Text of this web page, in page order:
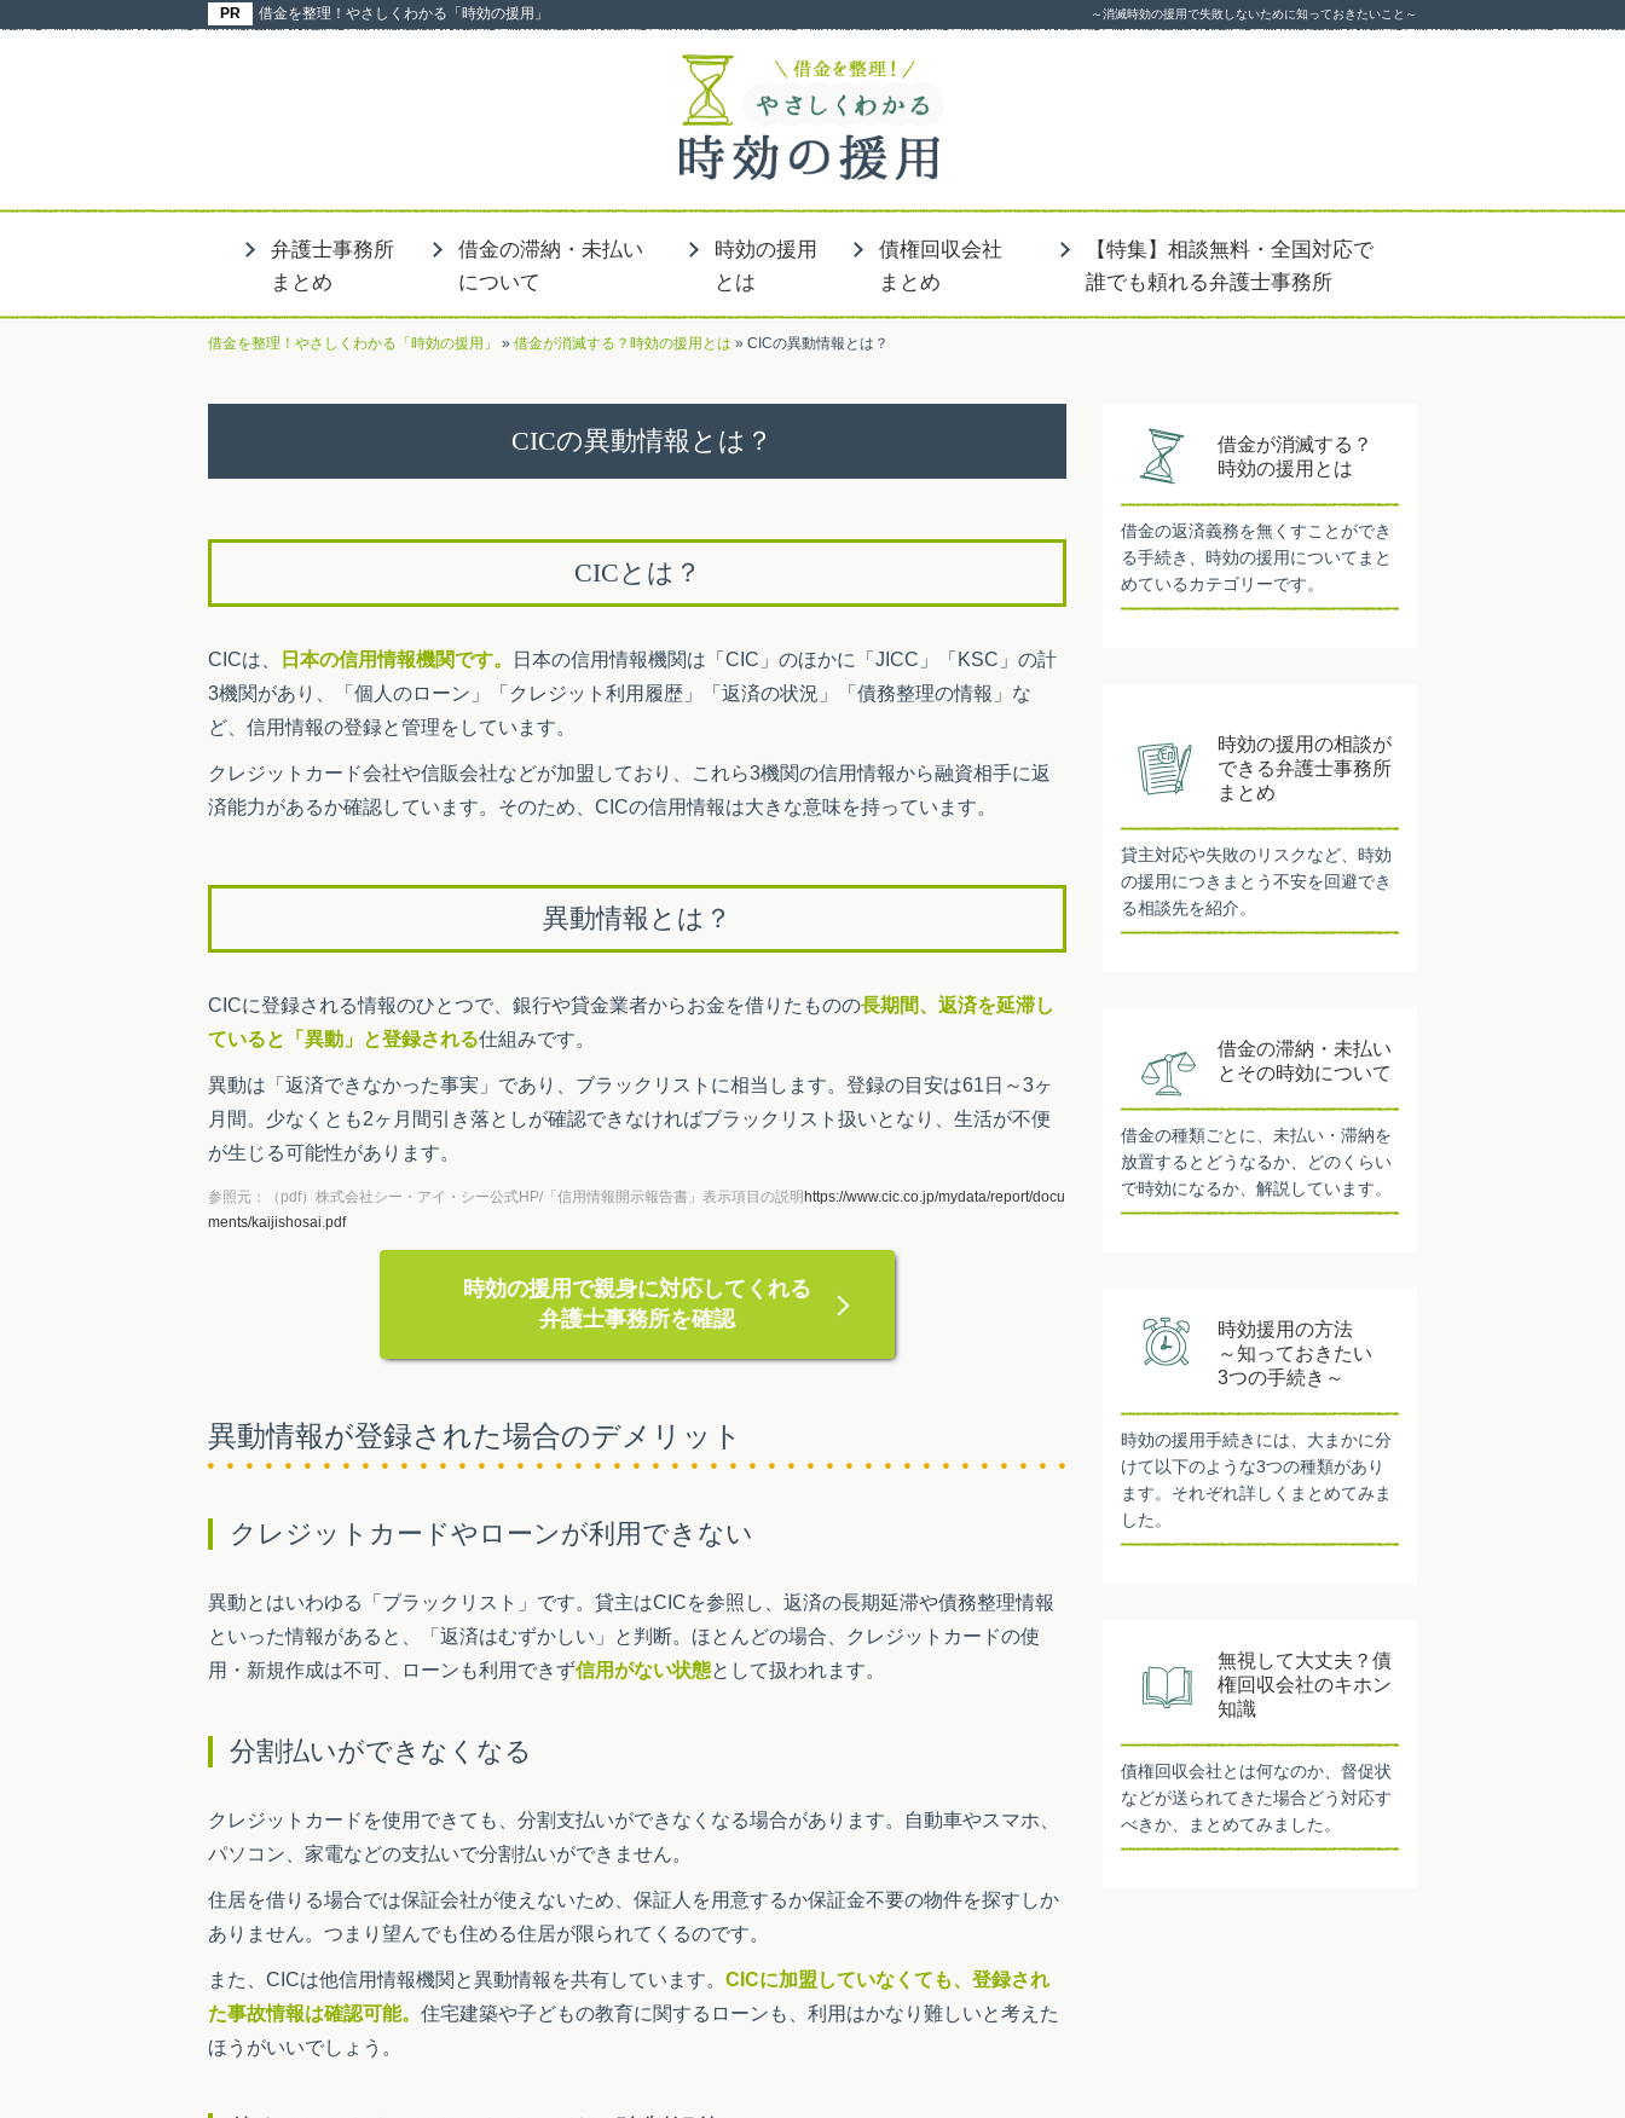
借金を整理！やさしくわかる「時効の援用」 ～消滅時効の援用で失敗しないために知っておきたいこと～
弁護士事務所
まとめ
借金の滞納・未払い
について
時効の援用
とは
債権回収会社
まとめ
【特集】相談無料・全国対応で
誰でも頼れる弁護士事務所
借金を整理！やさしくわかる「時効の援用」 » 借金が消滅する？時効の援用とは » CICの異動情報とは？
CICの異動情報とは？
CICとは？
CICは、 日本の信用情報機関です。
日本の信用情報機関は「CIC」のほかに「JICC」「KSC」の計
3機関があり、「個人のローン」「クレジット利用履歴」「返済の状況」「債務整理の情報」な
ど、信用情報の登録と管理をしています。
クレジットカード会社や信販会社などが加盟しており、これら3機関の信用情報から融資相手に返
済能力があるか確認しています。そのため、CICの信用情報は大きな意味を持っています。
異動情報とは？
CICに登録される情報のひとつで、銀行や貸金業者からお金を借りたものの長期間、返済を延滞し
ていると「異動」と登録される仕組みです。
異動は「返済できなかった事実」であり、ブラックリストに相当します。登録の目安は61日～3ヶ
月間。少なくとも2ヶ月間引き落としが確認できなければブラックリスト扱いとなり、生活が不便
が生じる可能性があります。
参照元：（pdf）株式会社シー・アイ・シー公式HP/「信用情報開示報告書」表示項目の説明 https://www.cic.co.jp/mydata/report/docu
ments/kaijishosai.pdf
時効の援用で親身に対応してくれる
弁護士事務所を確認
異動情報が登録された場合のデメリット
クレジットカードやローンが利用できない
異動とはいわゆる「ブラックリスト」です。貸主はCICを参照し、返済の長期延滞や債務整理情報
といった情報があると、「返済はむずかしい」と判断。ほとんどの場合、クレジットカードの使
用・新規作成は不可、ローンも利用できず信用がない状態として扱われます。
分割払いができなくなる
クレジットカードを使用できても、分割支払いができなくなる場合があります。自動車やスマホ、
パソコン、家電などの支払いで分割払いができません。
住居を借りる場合では保証会社が使えないため、保証人を用意するか保証金不要の物件を探すしか
ありません。つまり望んでも住める住居が限られてくるのです。
また、CICは他信用情報機関と異動情報を共有しています。 CICに加盟していなくても、登録され
た事故情報は確認可能。 住宅建築や子どもの教育に関するローンも、利用はかなり難しいと考えた
ほうがいいでしょう。
借金が消滅する？
時効の援用とは
借金の返済義務を無くすことができ
る手続き、時効の援用についてまと
めているカテゴリーです。
時効の援用の相談が
できる弁護士事務所
まとめ
貸主対応や失敗のリスクなど、時効
の援用につきまとう不安を回避でき
る相談先を紹介。
借金の滞納・未払い
とその時効について
借金の種類ごとに、未払い・滞納を
放置するとどうなるか、どのくらい
で時効になるか、解説しています。
時効援用の方法
～知っておきたい
3つの手続き～
時効の援用手続きには、大まかに分
けて以下のような3つの種類があり
ます。それぞれ詳しくまとめてみま
した。
無視して大丈夫？債
権回収会社のキホン
知識
債権回収会社とは何なのか、督促状
などが送られてきた場合どう対応す
べきか、まとめてみました。